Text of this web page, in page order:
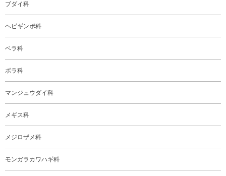
ブダイ科
ヘビギンポ科
ベラ科
ボラ科
マンジュウダイ科
メギス科
メジロザメ科
モンガラカワハギ科